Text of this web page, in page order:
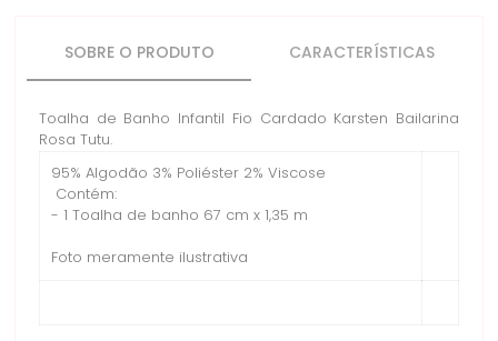
SOBRE O PRODUTO CARACTERÍSTICAS
Toalha de Banho Infantil Fio Cardado Karsten Bailarina
Rosa Tutu.
95% Algodão 3% Poliéster 2% Viscose
Contém:
- 1 Toalha de banho 67 cm x 1,35 m
Foto meramente ilustrativa